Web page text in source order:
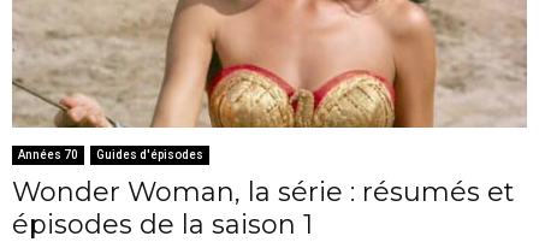
Années 70 Guides d'épisodes
Wonder Woman, la série : résumés et
épisodes de la saison 1